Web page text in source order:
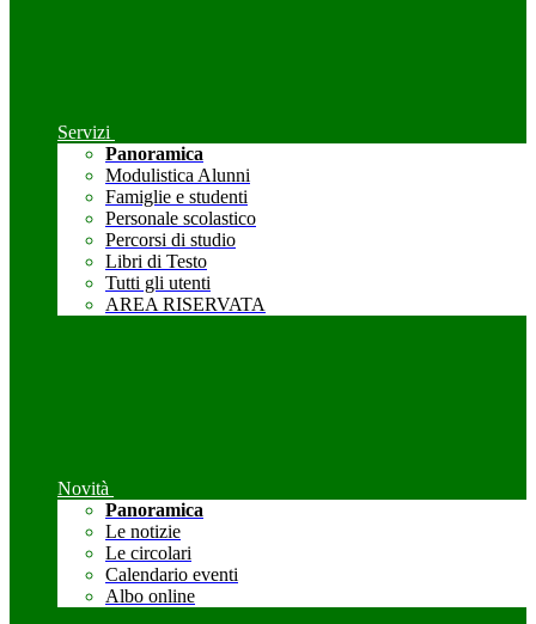
Servizi
Panoramica
Modulistica Alunni
Famiglie e studenti
Personale scolastico
Percorsi di studio
Libri di Testo
Tutti gli utenti
AREA RISERVATA
Novità
Panoramica
Le notizie
Le circolari
Calendario eventi
Albo online